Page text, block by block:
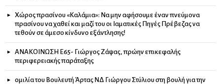
Χώρος πρασίνου «Καλάμια»: Να μην αφήσουμε έναν πνεύμονα
πρασίνου να χαθεί και μαζί του οι Ιαματικές Πηγές Πρέβεζας να
τεθούν σε άμεσο κίνδυνο εξάντλησης!
ΑΝΑΚΟΙΝΩΣΗ Ε65- Γιώργος Ζάψας, πρώην επικεφαλής
περιφερειακής παράταξης
ομιλία του Βουλευτή Άρτας ΝΔ Γιώργου Στύλιου στη βουλή για την